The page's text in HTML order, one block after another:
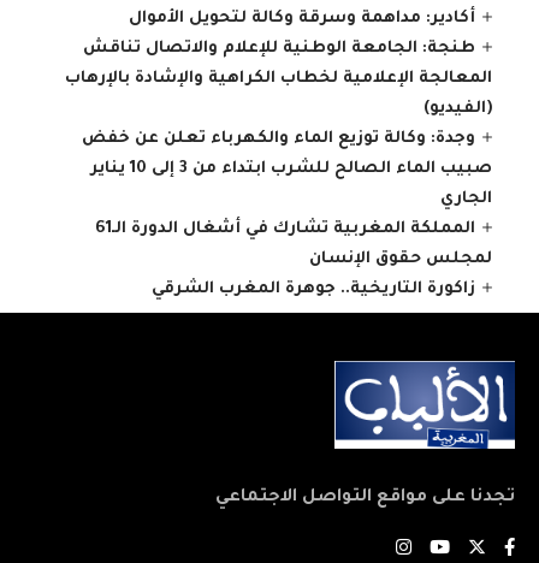
أكادير: مداهمة وسرقة وكالة لتحويل الأموال
طنجة: الجامعة الوطنية للإعلام والاتصال تناقش
المعالجة الإعلامية لخطاب الكراهية والإشادة بالإرهاب
(الفيديو)
وجدة: وكالة توزيع الماء والكهرباء تعلن عن خفض
صبيب الماء الصالح للشرب ابتداء من 3 إلى 10 يناير
الجاري
المملكة المغربية تشارك في أشغال الدورة الـ61
لمجلس حقوق الإنسان
زاكورة التاريخية.. جوهرة المغرب الشرقي
تجدنا على مواقع التواصل الاجتماعي